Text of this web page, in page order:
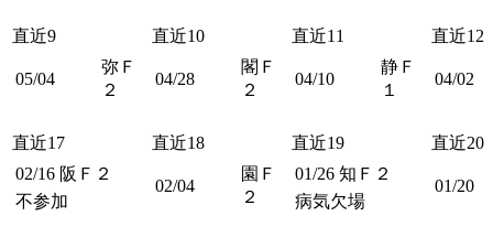
直近9 直近10 直近11 直近12
05/04
弥Ｆ
２
04/28
閣Ｆ
２
04/10
静Ｆ
１
04/02
直近17 直近18 直近19
直近20
02/16 阪Ｆ２
不参加
02/04
園Ｆ
２
01/26 知Ｆ２
病気欠場
01/20